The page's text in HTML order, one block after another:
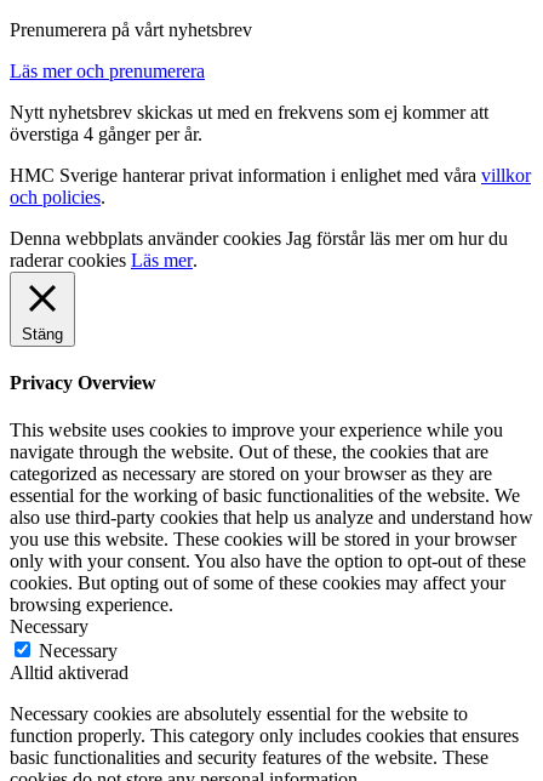
Prenumerera på vårt nyhetsbrev
Läs mer och prenumerera
Nytt nyhetsbrev skickas ut med en frekvens som ej kommer att
överstiga 4 gånger per år.
HMC Sverige hanterar privat information i enlighet med våra villkor
och policies.
Denna webbplats använder cookies Jag förstårläs mer om hur du
raderar cookies Läs mer.
Stäng
Privacy Overview
This website uses cookies to improve your experience while you
navigate through the website. Out of these, the cookies that are
categorized as necessary are stored on your browser as they are
essential for the working of basic functionalities of the website. We
also use third-party cookies that help us analyze and understand how
you use this website. These cookies will be stored in your browser
only with your consent. You also have the option to opt-out of these
cookies. But opting out of some of these cookies may affect your
browsing experience.
Necessary
Necessary
Alltid aktiverad
Necessary cookies are absolutely essential for the website to
function properly. This category only includes cookies that ensures
basic functionalities and security features of the website. These